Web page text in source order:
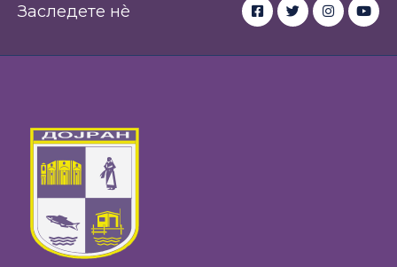
Документи
Туризам
Настани
Заследете нè